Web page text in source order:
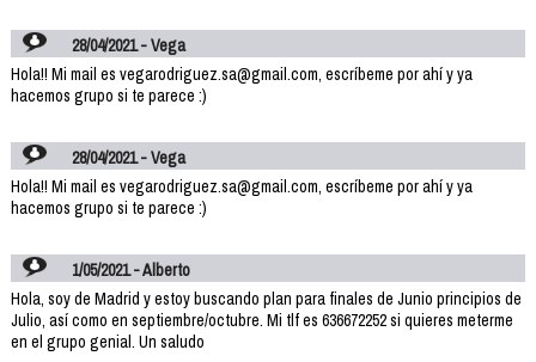
28/04/2021 - Vega
Hola!! Mi mail es vegarodriguez.sa@gmail.com, escríbeme por ahí y ya
hacemos grupo si te parece :)
28/04/2021 - Vega
Hola!! Mi mail es vegarodriguez.sa@gmail.com, escríbeme por ahí y ya
hacemos grupo si te parece :)
1/05/2021 - Alberto
Hola, soy de Madrid y estoy buscando plan para finales de Junio principios de
Julio, así como en septiembre/octubre. Mi tlf es 636672252 si quieres meterme
en el grupo genial. Un saludo